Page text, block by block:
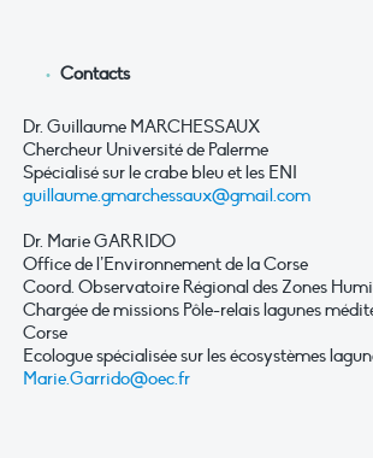
Contacts
Dr. Guillaume MARCHESSAUX
Chercheur Université de Palerme
Spécialisé sur le crabe bleu et les ENI
guillaume.gmarchessaux@gmail.com
Dr. Marie GARRIDO
Office de l’Environnement de la Corse
Coord. Observatoire Régional des Zones
Chargée de missions Pôle-relais lagunes
Corse
Ecologue spécialisée sur les écosystèmes
Marie.Garrido@oec.fr